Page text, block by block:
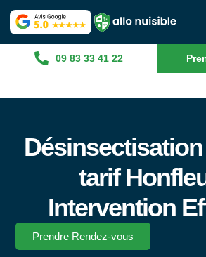
09 83 33 41 22
tarif
Intervention
Prendre Rendez-vous